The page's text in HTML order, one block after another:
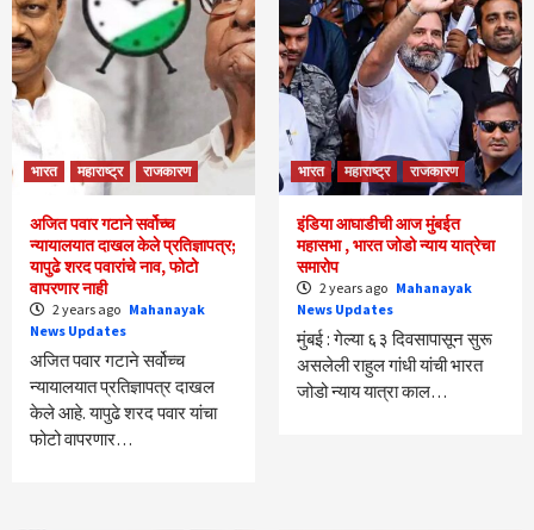
भारत महाराष्ट्र राजकारण
अजित पवार गटाने सर्वोच्च
न्यायालयात दाखल केले प्रतिज्ञापत्र;
यापुढे शरद पवारांचे नाव, फोटो
वापरणार नाही
2 years ago Mahanayak
News Updates
अजित पवार गटाने सर्वोच्च
न्यायालयात प्रतिज्ञापत्र दाखल
केले आहे. यापुढे शरद पवार यांचा
फोटो वापरणार…
भारत महाराष्ट्र राजकारण
इंडिया आघाडीची आज मुंबईत
महासभा , भारत जोडो न्याय यात्रेचा
समारोप
2 years ago Mahanayak
News Updates
मुंबई : गेल्या ६३ दिवसापासून सुरू
असलेली राहुल गांधी यांची भारत
जोडो न्याय यात्रा काल…